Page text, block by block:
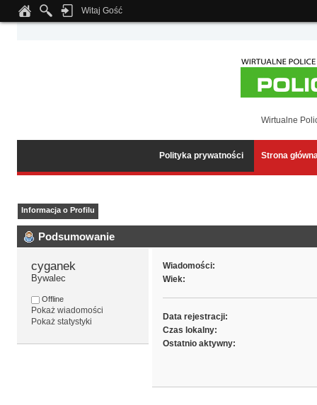
Notice: Undefined index: tapatalk_body_hook in
Witaj Gość
Wirtualne
Polityka prywatności Strona
Informacja o Profilu
Podsumowanie
cyganek
Bywalec
Offline
Pokaż wiadomości
Pokaż statystyki
Wiadomości:
Wiek:
Data rejestracji:
Czas lokalny:
Ostatnio aktywny: